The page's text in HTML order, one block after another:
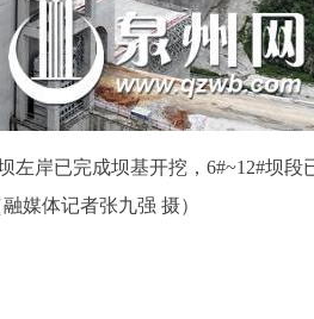
岸已完成坝基开挖，6#~12#坝段
媒体记者张九强 摄）